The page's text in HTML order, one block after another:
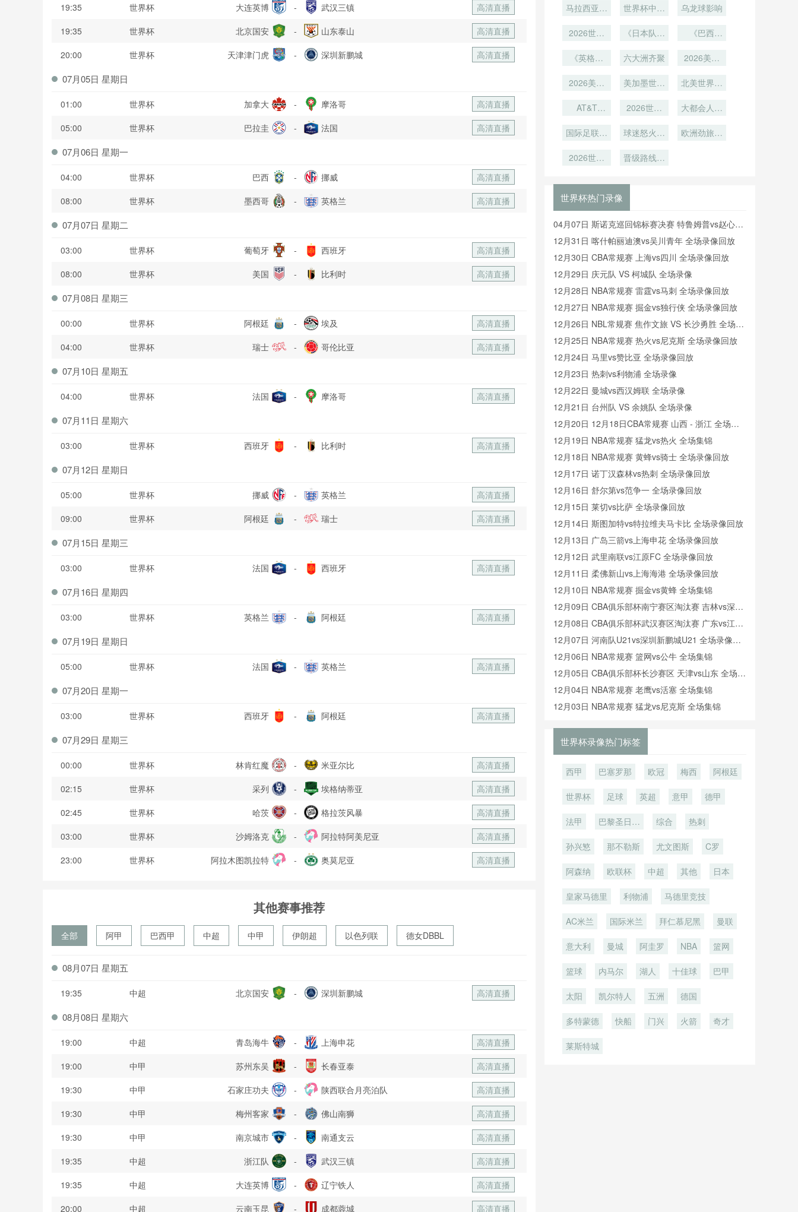
部
19:35
世界杯 大连英博 - 武汉三镇
高清直播
19:35
世界杯 北京国安 - 山东泰山
高清直播
20:00
世界杯 天津津门虎 - 深圳新鹏城 高清直播
07月05日 星期日
01:00 世界杯 加拿大 - 摩洛哥
高清直播
05:00
世界杯 巴拉圭 - 法国 高清直播
07月06日 星期一
04:00 世界杯 巴西 - 挪威
高清直播
08:00
世界杯 墨西哥 - 英格兰 高清直播
07月07日 星期二
03:00 世界杯 葡萄牙 - 西班牙
高清直播
08:00
世界杯 美国 - 比利时 高清直播
07月08日 星期三
00:00 世界杯 阿根廷 - 埃及
高清直播
04:00
世界杯 瑞士 - 哥伦比亚 高清直播
07月10日 星期五
04:00 世界杯 法国 - 摩洛哥 高清直播
07月11日 星期六
03:00 世界杯 西班牙 - 比利时 高清直播
07月12日 星期日
05:00 世界杯 挪威 - 英格兰
高清直播
09:00
世界杯 阿根廷 - 瑞士 高清直播
07月15日 星期三
03:00 世界杯 法国 - 西班牙 高清直播
07月16日 星期四
03:00 世界杯 英格兰 - 阿根廷 高清直播
07月19日 星期日
05:00 世界杯 法国 - 英格兰 高清直播
07月20日 星期一
03:00 世界杯 西班牙 - 阿根廷 高清直播
07月29日 星期三
00:00 世界杯 林肯红魔 - 米亚尔比
高清直播
02:15
世界杯 采列 - 埃格纳蒂亚
高清直播
02:45
世界杯 哈茨 - 格拉茨风暴
高清直播
03:00
世界杯 沙姆洛克 - 阿拉特阿美尼亚
高清直播
23:00
世界杯 阿拉木图凯拉特 - 奥莫尼亚 高清直播
其他赛事推荐
全部 阿甲 巴西甲 中超 中甲 伊朗超 以色列联 德女DBBL
波黑联
08月07日 星期五
19:35 中超 北京国安 - 深圳新鹏城 高清直播
08月08日 星期六
19:00 中超 青岛海牛 - 上海申花
高清直播
19:00
中甲 苏州东吴 - 长春亚泰
高清直播
19:30
中甲 石家庄功夫 - 陕西联合月亮泊队
高清直播
19:30
中甲 梅州客家 - 佛山南狮
高清直播
19:30
中甲 南京城市 - 南通支云
高清直播
19:35
中超 浙江队 - 武汉三镇
高清直播
19:35
中超 大连英博 - 辽宁铁人
高清直播
20:00
中超 云南玉昆 - 成都蓉城 高清直播
VS埃及直
荣誉
马拉西亚！
飞翼世界杯
世界杯中国
何时重返世
乌龙球影响
2026世界
对比赛的改
《日本队主
话！“2026
杯四强”》
《巴西
团”再冲
伤愈能否率
《英格兰
团”出击！
结58年无
六大洲齐聚
2026美加
历史
2026美加
场馆音响系
浸式听觉震
美加墨世界
碍设计广受
北美世界杯
明色温对转
的优化研究
AT&T
2026：从
到足球球门
统改造全解
析
2026世界
温下
大都会人寿
统的逆季节
国际足联高
众怒
球迷怒火持
欧洲劲旅集
2026世界
年：48强
会师北美
晋级路线重
世界杯热门录像
04月07日 斯诺克巡回锦标赛决赛 特鲁姆普vs赵心童
全场录像回放
12月31日 喀什帕丽迪澳vs吴川青年 全场录像回放
12月30日 CBA常规赛 上海vs四川 全场录像回放
12月29日 庆元队 VS 柯城队 全场录像
12月28日 NBA常规赛 雷霆vs马刺 全场录像回放
12月27日 NBA常规赛 掘金vs独行侠 全场录像回放
12月26日 NBL常规赛 焦作文旅 VS 长沙勇胜 全场录
像
12月25日 NBA常规赛 热火vs尼克斯 全场录像回放
12月24日 马里vs赞比亚 全场录像回放
12月23日 热刺vs利物浦 全场录像
12月22日 曼城vs西汉姆联 全场录像
12月21日 台州队 VS 余姚队 全场录像
12月20日 12月18日CBA常规赛 山西 - 浙江 全场录
像
12月19日 NBA常规赛 猛龙vs热火 全场集锦
12月18日 NBA常规赛 黄蜂vs骑士 全场录像回放
12月17日 诺丁汉森林vs热刺 全场录像回放
12月16日 舒尔第vs范争一 全场录像回放
12月15日 莱切vs比萨 全场录像回放
12月14日 斯图加特vs特拉维夫马卡比 全场录像回放
12月13日 广岛三箭vs上海申花 全场录像回放
12月12日 武里南联vs江原FC 全场录像回放
12月11日 柔佛新山vs上海海港 全场录像回放
12月10日 NBA常规赛 掘金vs黄蜂 全场集锦
12月09日 CBA俱乐部杯南宁赛区淘汰赛 吉林vs深圳
全场录像回放
12月08日 CBA俱乐部杯武汉赛区淘汰赛 广东vs江苏
全场录像回放
12月07日 河南队U21vs深圳新鹏城U21 全场录像回
放
12月06日 NBA常规赛 篮网vs公牛 全场集锦
12月05日 CBA俱乐部杯长沙赛区 天津vs山东 全场录
像回放
12月04日 NBA常规赛 老鹰vs活塞 全场集锦
12月03日 NBA常规赛 猛龙vs尼克斯 全场集锦
世界杯录像热门标签
西甲 巴塞罗那 欧冠 梅西 阿根廷
世界杯 足球 英超 意甲 德甲
法甲
巴黎圣日耳
综合 热刺
孙兴慜 那不勒斯 尤文图斯 C罗
阿森纳 欧联杯 中超 其他 日本
皇家马德里 利物浦 马德里竞技
AC米兰 国际米兰 拜仁慕尼黑 曼联
意大利 曼城 阿圭罗 NBA 篮网
篮球 内马尔 湖人 十佳球 巴甲
太阳 凯尔特人 五洲 德国
多特蒙德 快船 门兴 火箭 奇才
莱斯特城